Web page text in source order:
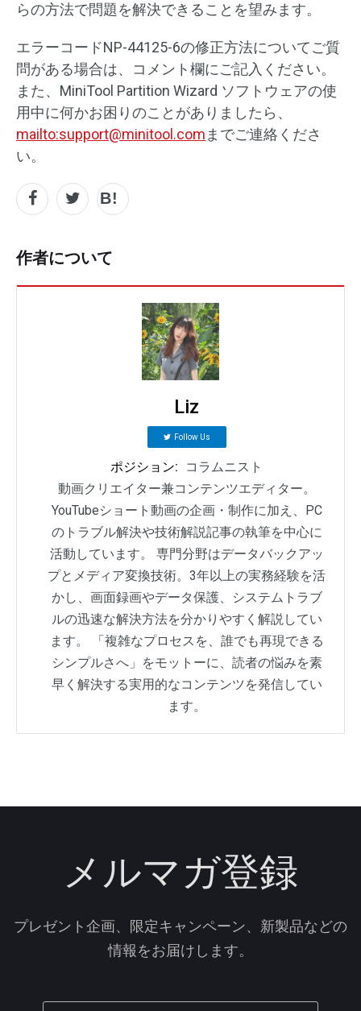
らの方法で問題を解決できることを望みます。
エラーコードNP-44125-6の修正方法についてご質
問がある場合は、コメント欄にご記入ください。
また、MiniTool Partition Wizard ソフトウェアの使
用中に何かお困りのことがありましたら、
mailto:support@minitool.com までご連絡くださ
い。
作者について
Liz
Follow Us
ポジション:
コラムニスト
動画クリエイター兼コンテンツエディター。
YouTubeショート動画の企画・制作に加え、PC
のトラブル解決や技術解説記事の執筆を中心に
活動しています。 専門分野はデータバックアッ
プとメディア変換技術。3年以上の実務経験を活
かし、画面録画やデータ保護、システムトラブ
ルの迅速な解決方法を分かりやすく解説してい
ます。 「複雑なプロセスを、誰でも再現できる
シンプルさへ」をモットーに、読者の悩みを素
早く解決する実用的なコンテンツを発信してい
ます。
メルマガ登録
プレゼント企画、限定キャンペーン、新製品などの
情報をお届けします。